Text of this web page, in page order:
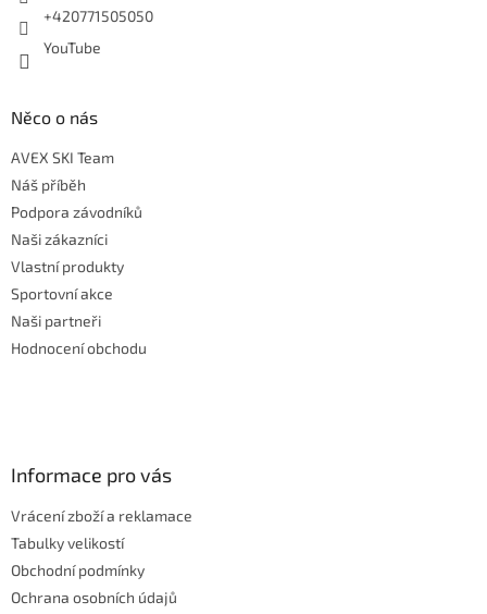
+420771505050
YouTube
Něco o nás
AVEX SKI Team
Náš příběh
Podpora závodníků
Naši zákazníci
Vlastní produkty
Sportovní akce
Naši partneři
Hodnocení obchodu
Informace pro vás
Vrácení zboží a reklamace
Tabulky velikostí
Obchodní podmínky
Ochrana osobních údajů